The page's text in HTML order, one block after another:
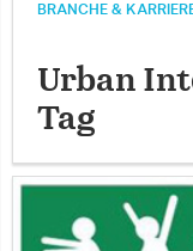
BRANCHE &
Urban
Tag